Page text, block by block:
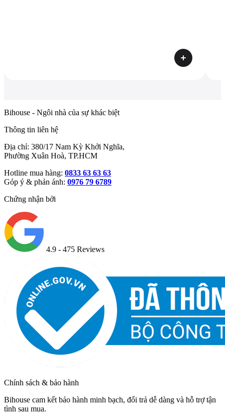
Bihouse - Ngôi nhà của sự khác biệt
Thông tin liên hệ
Địa chỉ: 380/17 Nam Kỳ Khởi Nghĩa,
Phường Xuân Hoà, TP.HCM
Hotline mua hàng: 0833 63 63 63
Góp ý & phản ánh: 0976 79 6789
Chứng nhận bởi
4.9 - 475 Reviews
Chính sách & bảo hành
Bihouse cam kết bảo hành minh bạch, đổi trả dễ dàng và hỗ trợ tận
tình sau mua.